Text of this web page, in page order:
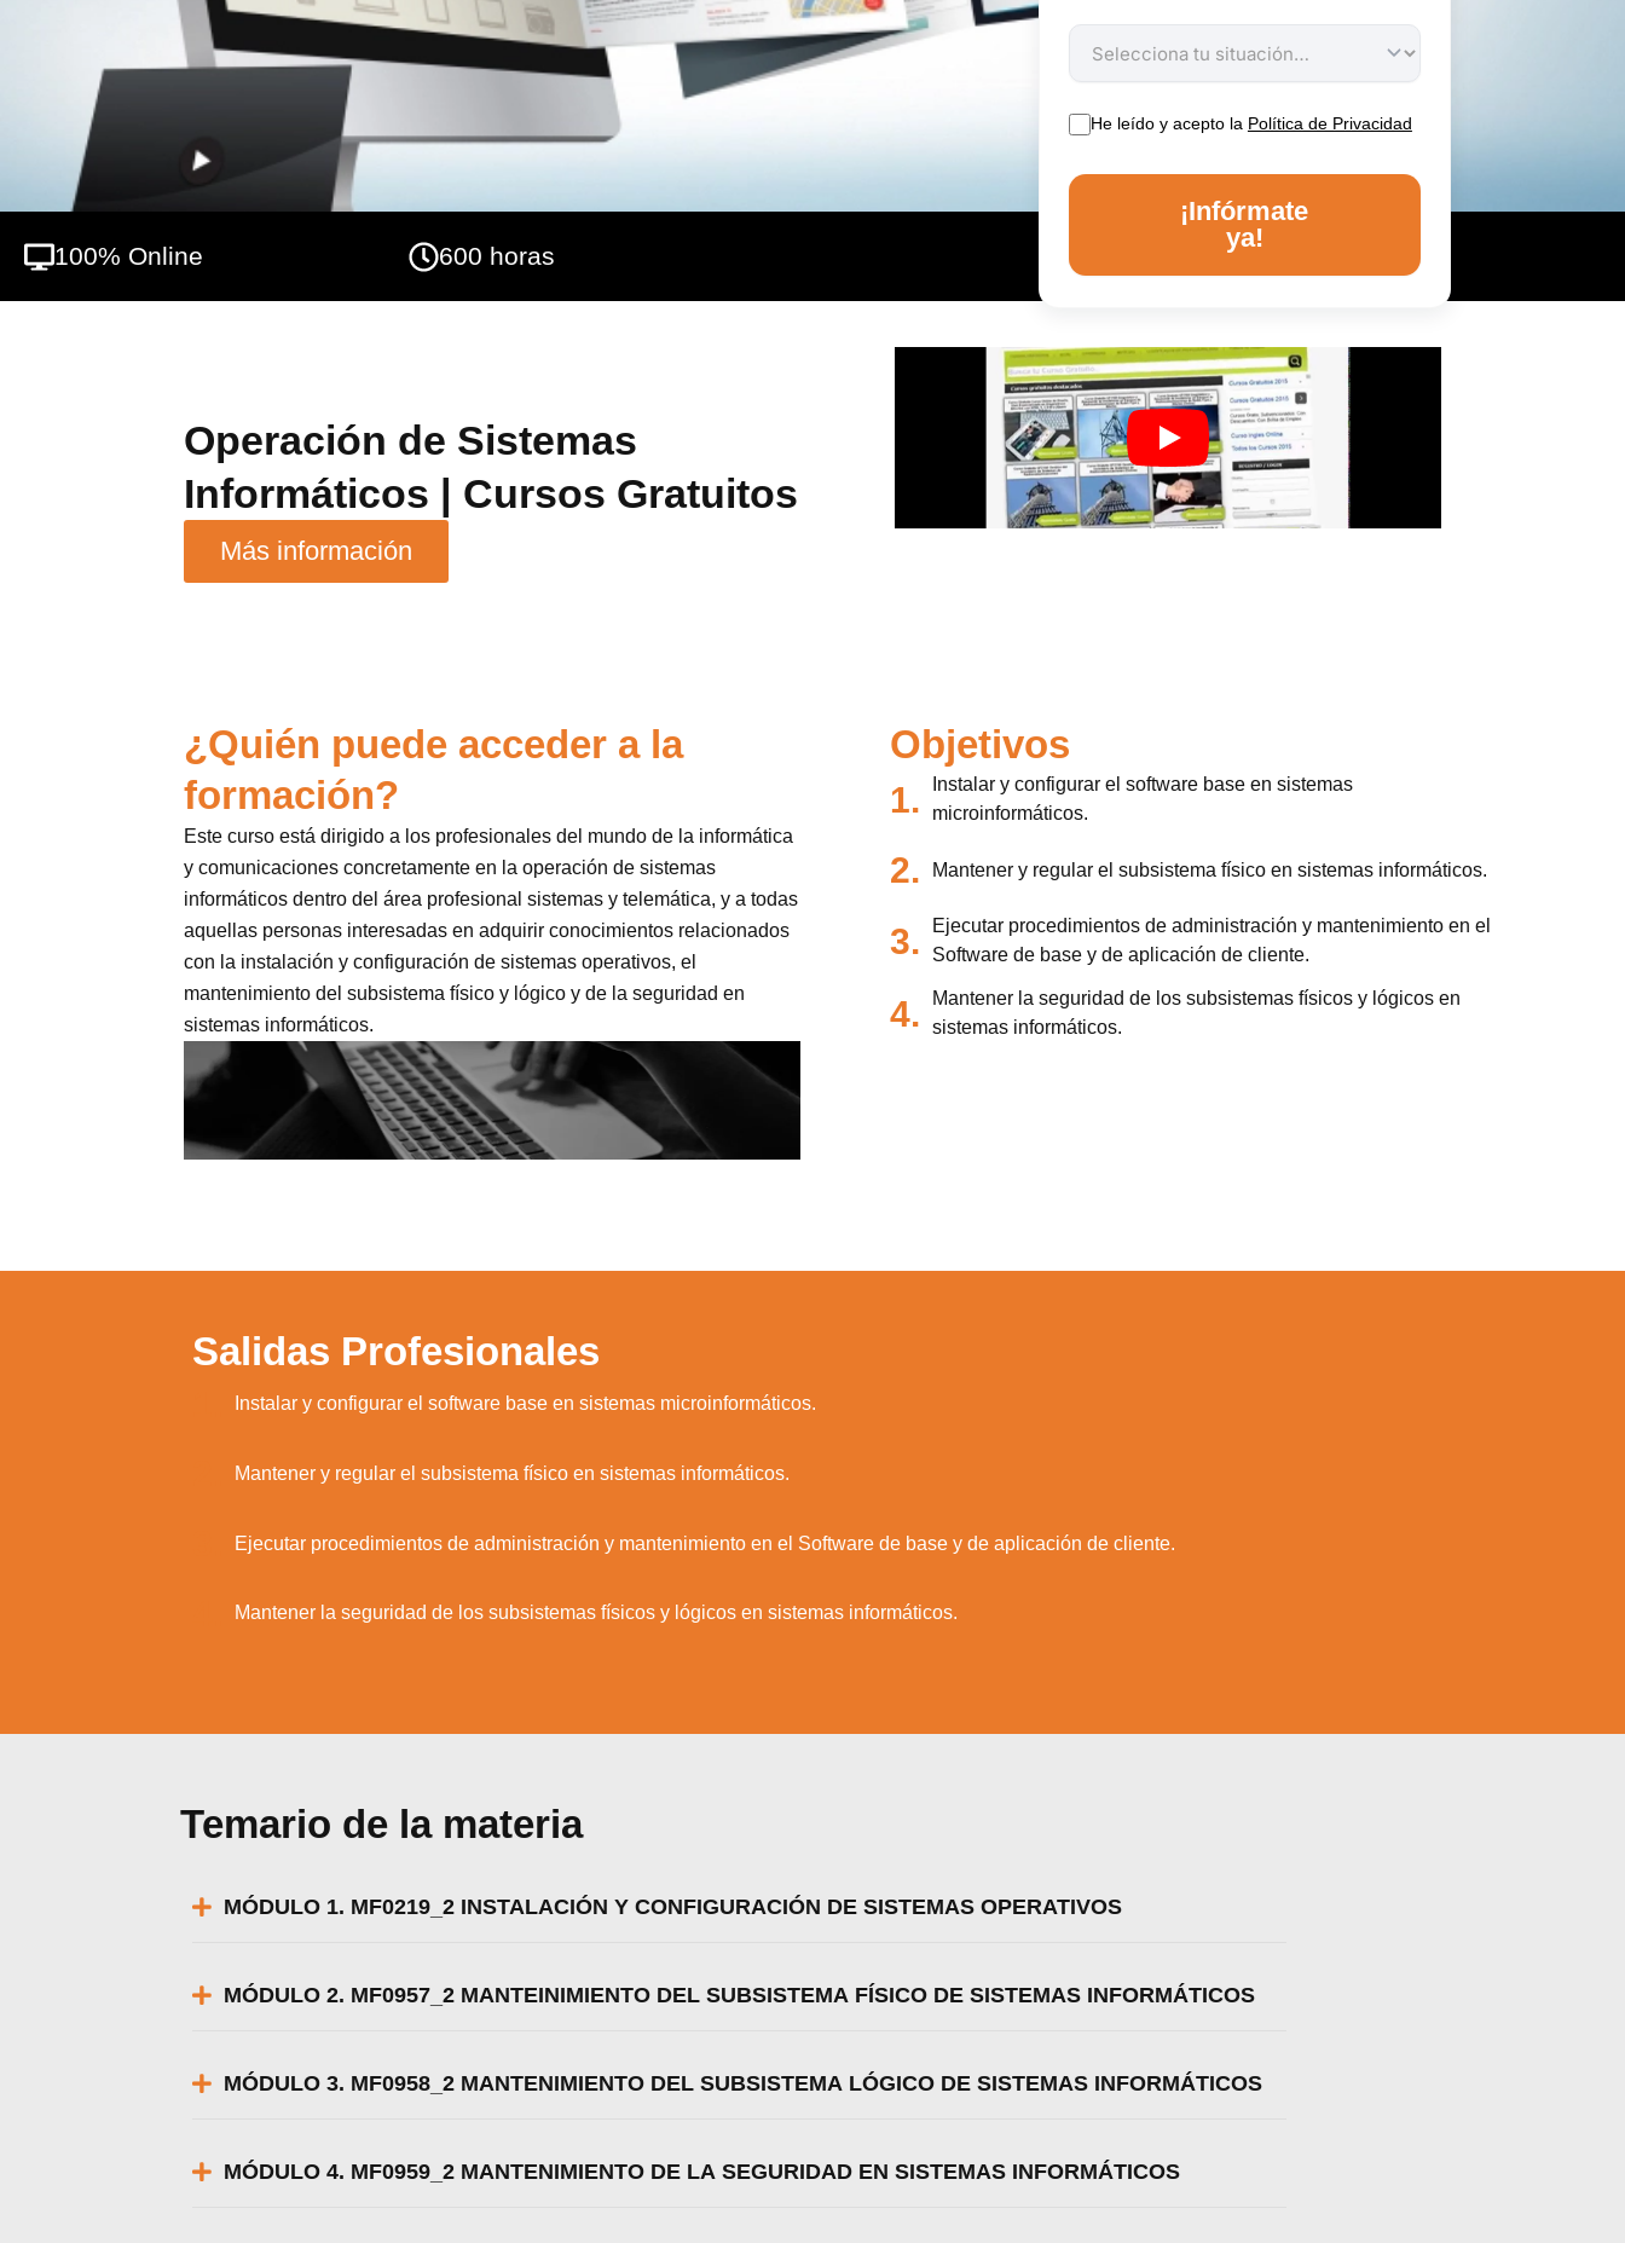
He leído y acepto la Política de Privacidad
¡Infórmate
ya!
100% Online 600 horas
Operación de Sistemas
Informáticos | Cursos Gratuitos
Más información
¿Quién puede acceder a la
formación?
Este curso está dirigido a los profesionales del mundo de la informática
y comunicaciones concretamente en la operación de sistemas
informáticos dentro del área profesional sistemas y telemática, y a todas
aquellas personas interesadas en adquirir conocimientos relacionados
con la instalación y configuración de sistemas operativos, el
mantenimiento del subsistema físico y lógico y de la seguridad en
sistemas informáticos.
Objetivos
1.
Instalar y configurar el software base en sistemas
microinformáticos.
2. Mantener y regular el subsistema físico en sistemas informáticos.
3.
Ejecutar procedimientos de administración y mantenimiento en el
Software de base y de aplicación de cliente.
4.
Mantener la seguridad de los subsistemas físicos y lógicos en
sistemas informáticos.
Salidas Profesionales
Instalar y configurar el software base en sistemas microinformáticos.
Mantener y regular el subsistema físico en sistemas informáticos.
Ejecutar procedimientos de administración y mantenimiento en el Software de base y de aplicación de cliente.
Mantener la seguridad de los subsistemas físicos y lógicos en sistemas informáticos.
Temario de la materia
MÓDULO 1. MF0219_2 INSTALACIÓN Y CONFIGURACIÓN DE SISTEMAS OPERATIVOS
MÓDULO 2. MF0957_2 MANTEINIMIENTO DEL SUBSISTEMA FÍSICO DE SISTEMAS INFORMÁTICOS
MÓDULO 3. MF0958_2 MANTENIMIENTO DEL SUBSISTEMA LÓGICO DE SISTEMAS INFORMÁTICOS
MÓDULO 4. MF0959_2 MANTENIMIENTO DE LA SEGURIDAD EN SISTEMAS INFORMÁTICOS